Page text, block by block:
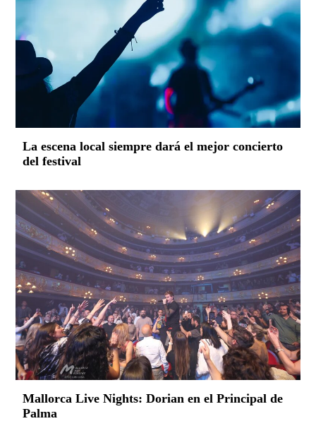
La escena local siempre dará el mejor concierto
del festival
Mallorca Live Nights: Dorian en el Principal de
Palma